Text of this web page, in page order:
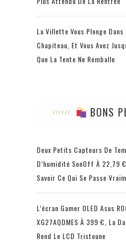
La Villette Vous Plonge Dans
Chapiteau, Et Vous Avez
Que La Tente Ne Remballe
BONS
Deux Petits Capteurs De
D’humidité SonOff À 22,79
Savoir Ce Qui Se Passe
L’écran Gamer OLED Asus
XG27AQDMES À 399 €, La
Rend Le LCD Tristoune